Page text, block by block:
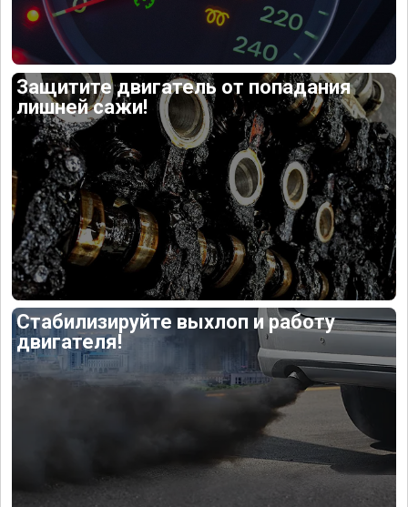
Защитите двигатель от попадания
лишней сажи!
Стабилизируйте выхлоп и работу
двигателя!